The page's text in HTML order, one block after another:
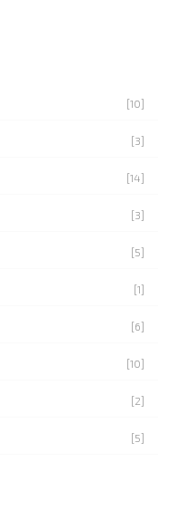
[10]
[3]
[14]
[3]
[5]
[1]
[6]
[10]
[2]
[5]